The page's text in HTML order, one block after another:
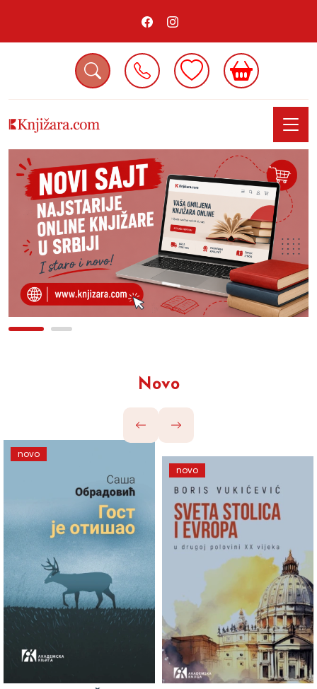
Novo
novo
novo